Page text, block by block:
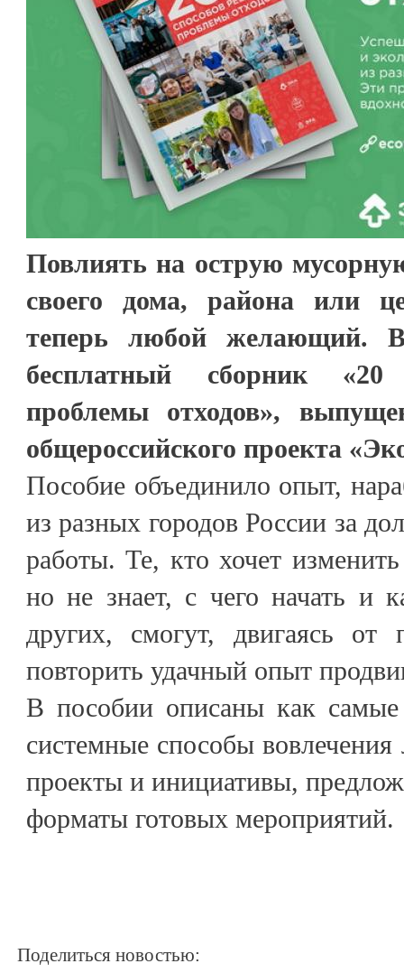
Повлиять на острую
своего дома, района или
теперь любой желающий.
бесплатный сборник «20
проблемы отходов»,
общероссийского проекта
Пособие объединило опыт,
из разных городов России за
работы. Те, кто хочет
но не знает, с чего начать и
других, смогут, двигаясь от
повторить удачный опыт
В пособии описаны как
системные способы вовлечения
проекты и инициативы,
форматы готовых мероприятий.
Поделиться новостью: